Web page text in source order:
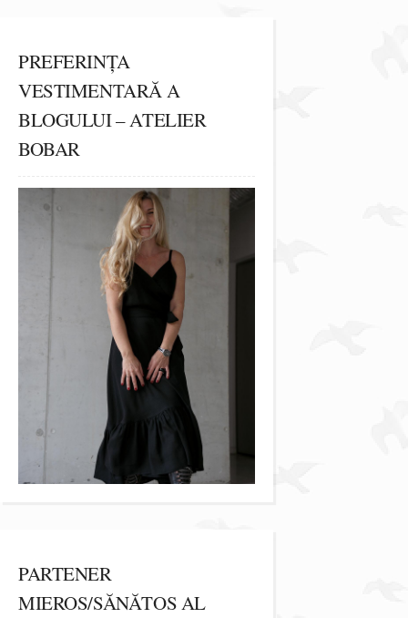
PREFERINȚA
VESTIMENTARĂ A
BLOGULUI – ATELIER
BOBAR
PARTENER
MIEROS/SĂNĂTOS AL